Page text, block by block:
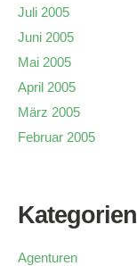
Juli 2005
Juni 2005
Mai 2005
April 2005
März 2005
Februar 2005
Kategorien
Agenturen